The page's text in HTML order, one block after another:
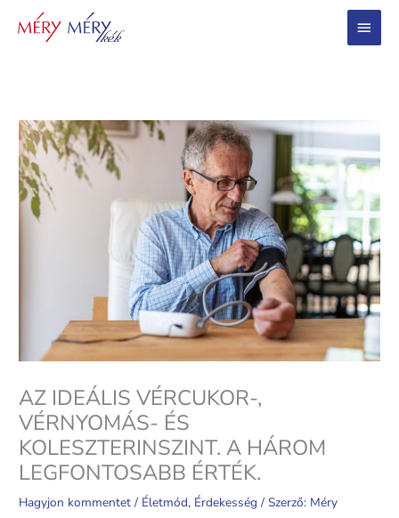
Main
Menu
AZ IDEÁLIS VÉRCUKOR-,
VÉRNYOMÁS- ÉS
KOLESZTERINSZINT. A HÁROM
LEGFONTOSABB ÉRTÉK.
Hagyjon kommentet / Életmód, Érdekesség / Szerző: Méry